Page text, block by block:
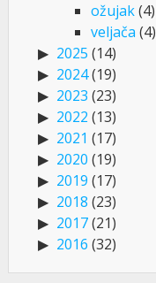
ožujak(4)
veljača (4)
2025 (14)
2024(19)
2023 (23)
2022 (13)
2021 (17)
2020 (19)
2019 (17)
2018 (23)
2017(21)
2016 (32)